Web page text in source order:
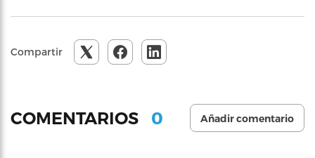
Compartir
COMENTARIOS 0 Añadir comentario